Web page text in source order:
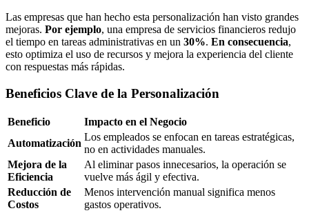
Las empresas que han hecho esta personalización han visto grandes
mejoras. Por ejemplo, una empresa de servicios financieros redujo
el tiempo en tareas administrativas en un 30%. En consecuencia,
esto optimiza el uso de recursos y mejora la experiencia del cliente
con respuestas más rápidas.
Beneficios Clave de la Personalización
Beneficio
Impacto en el Negocio
Automatización
Los empleados se enfocan en tareas estratégicas,
no en actividades manuales.
Mejora de la
Eficiencia
Al eliminar pasos innecesarios, la operación se
vuelve más ágil y efectiva.
Reducción de
Costos
Menos intervención manual significa menos
gastos operativos.